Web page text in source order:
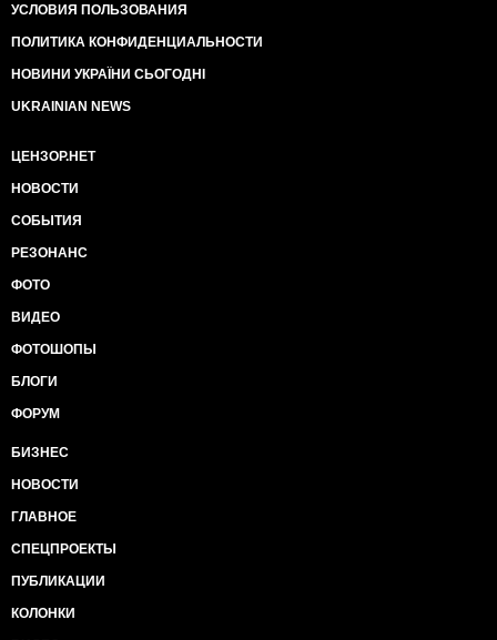
УСЛОВИЯ ПОЛЬЗОВАНИЯ
ПОЛИТИКА КОНФИДЕНЦИАЛЬНОСТИ
НОВИНИ УКРАЇНИ СЬОГОДНІ
UKRAINIAN NEWS
ЦЕНЗОР.НЕТ
НОВОСТИ
СОБЫТИЯ
РЕЗОНАНС
ФОТО
ВИДЕО
ФОТОШОПЫ
БЛОГИ
ФОРУМ
БИЗНЕС
НОВОСТИ
ГЛАВНОЕ
СПЕЦПРОЕКТЫ
ПУБЛИКАЦИИ
КОЛОНКИ